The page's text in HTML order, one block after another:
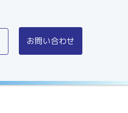
お問い合わせ